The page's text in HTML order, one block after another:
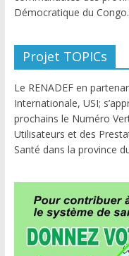
Démocratique du Congo.
Projet TOPICs
Le RENADEF en
Internationale, USI;
prochains le Numéro
Utilisateurs et des
Santé dans la province